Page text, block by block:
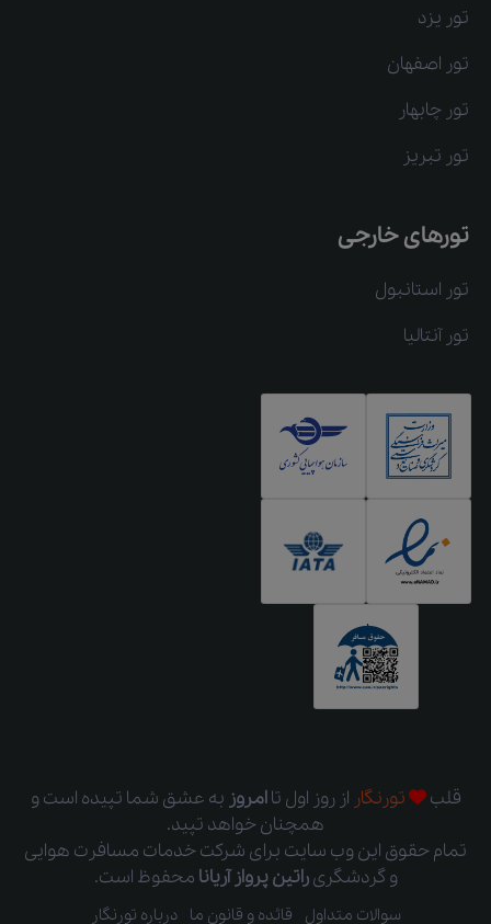
تور یزد
تور اصفهان
تور چابهار
تور تبریز
تورهای خارجی
تور استانبول
تور آنتالیا
قلب تورنگار از روز اول تاامروز به عشق شما تپیده است و
همچنان خواهد تپید.
تمام حقوق این وب سایت برای شرکت خدمات مسافرت هوایی
و گردشگریراتین پرواز آریانا محفوظ است.
سوالات متداول قائده و قانون ما درباره تورنگار